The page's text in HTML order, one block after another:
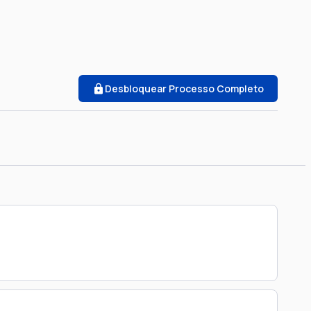
Desbloquear Processo Completo